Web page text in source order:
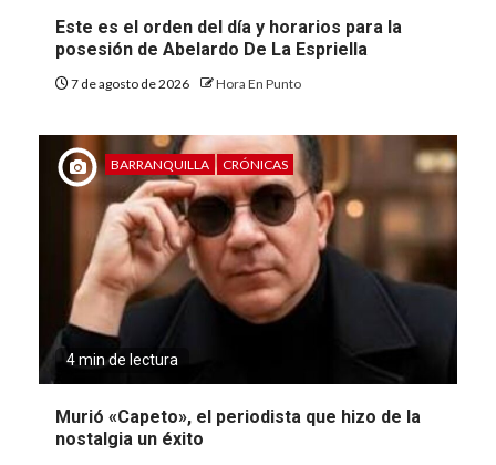
Este es el orden del día y horarios para la
posesión de Abelardo De La Espriella
7 de agosto de 2026 Hora En Punto
BARRANQUILLA CRÓNICAS
4 min de lectura
Murió «Capeto», el periodista que hizo de la
nostalgia un éxito